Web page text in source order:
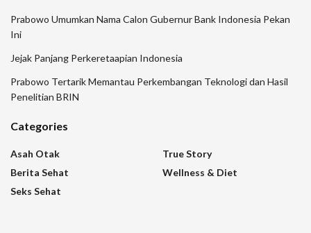
Prabowo Umumkan Nama Calon Gubernur Bank Indonesia Pekan
Ini
Jejak Panjang Perkeretaapian Indonesia
Prabowo Tertarik Memantau Perkembangan Teknologi dan Hasil
Penelitian BRIN
Categories
Asah Otak
Berita Sehat
Seks Sehat
True Story
Wellness & Diet